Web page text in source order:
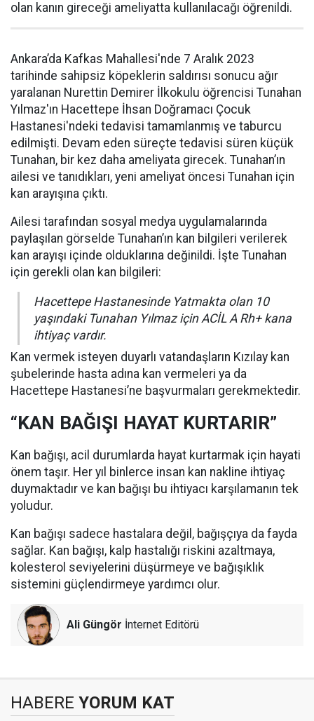
olan kanın gireceği ameliyatta kullanılacağı öğrenildi.
Ankara’da Kafkas Mahallesi'nde 7 Aralık 2023
tarihinde sahipsiz köpeklerin saldırısı sonucu ağır
yaralanan Nurettin Demirer İlkokulu öğrencisi Tunahan
Yılmaz'ın Hacettepe İhsan Doğramacı Çocuk
Hastanesi'ndeki tedavisi tamamlanmış ve taburcu
edilmişti. Devam eden süreçte tedavisi süren küçük
Tunahan, bir kez daha ameliyata girecek. Tunahan’ın
ailesi ve tanıdıkları, yeni ameliyat öncesi Tunahan için
kan arayışına çıktı.
Ailesi tarafından sosyal medya uygulamalarında
paylaşılan görselde Tunahan’ın kan bilgileri verilerek
kan arayışı içinde olduklarına değinildi. İşte Tunahan
için gerekli olan kan bilgileri:
Hacettepe Hastanesinde Yatmakta olan 10
yaşındaki Tunahan Yılmaz için ACİL A Rh+ kana
ihtiyaç vardır.
Kan vermek isteyen duyarlı vatandaşların Kızılay kan
şubelerinde hasta adına kan vermeleri ya da
Hacettepe Hastanesi’ne başvurmaları gerekmektedir.
“KAN BAĞIŞI HAYAT KURTARIR”
Kan bağışı, acil durumlarda hayat kurtarmak için hayati
önem taşır. Her yıl binlerce insan kan nakline ihtiyaç
duymaktadır ve kan bağışı bu ihtiyacı karşılamanın tek
yoludur.
Kan bağışı sadece hastalara değil, bağışçıya da fayda
sağlar. Kan bağışı, kalp hastalığı riskini azaltmaya,
kolesterol seviyelerini düşürmeye ve bağışıklık
sistemini güçlendirmeye yardımcı olur.
Ali Güngör İnternet Editörü
HABERE YORUM KAT